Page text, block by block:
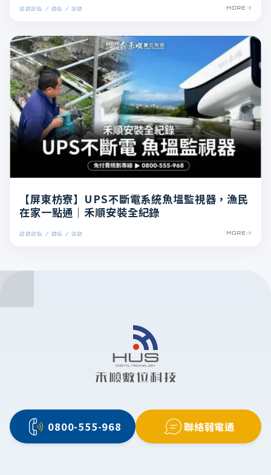
2026 / 06 / 30 MORE
2026 / 06 / 30
【屏東枋寮】UPS不斷電系統魚塭監視器，漁民
在家一點通｜禾順安裝全紀錄
MORE
立即來電
0800-555-968 聯絡弱電通